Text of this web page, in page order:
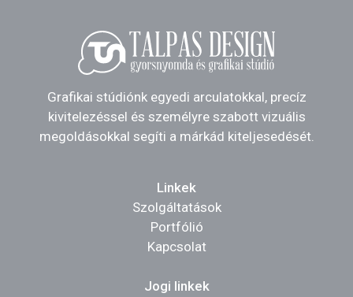
Grafikai stúdiónk egyedi arculatokkal, precíz
kivitelezéssel és személyre szabott vizuális
megoldásokkal segíti a márkád kiteljesedését.
Linkek
Szolgáltatások
Portfólió
Kapcsolat
Jogi linkek